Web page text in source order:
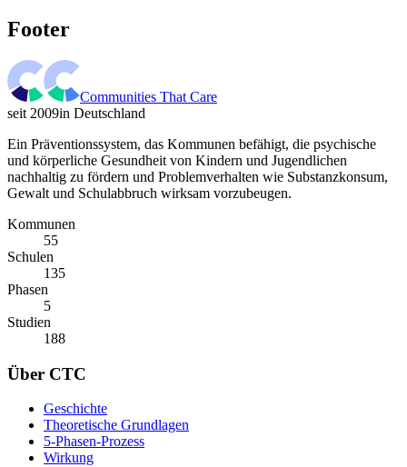
Footer
Communities That Care
seit 2009in Deutschland
Ein Präventionssystem, das Kommunen befähigt, die psychische
und körperliche Gesundheit von Kindern und Jugendlichen
nachhaltig zu fördern und Problemverhalten wie Substanzkonsum,
Gewalt und Schulabbruch wirksam vorzubeugen.
Kommunen
55
Schulen
135
Phasen
5
Studien
188
Über CTC
Geschichte
Theoretische Grundlagen
5-Phasen-Prozess
Wirkung